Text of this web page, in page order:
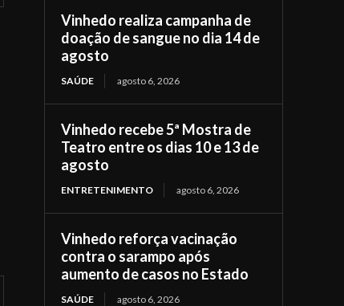
Vinhedo realiza campanha de
doação de sangue no dia 14 de
agosto
SAÚDE agosto 6, 2026
Vinhedo recebe 5ª Mostra de
Teatro entre os dias 10 e 13 de
agosto
ENTRETENIMENTO agosto 6, 2026
Vinhedo reforça vacinação
contra o sarampo após
aumento de casos no Estado
SAÚDE agosto 6, 2026